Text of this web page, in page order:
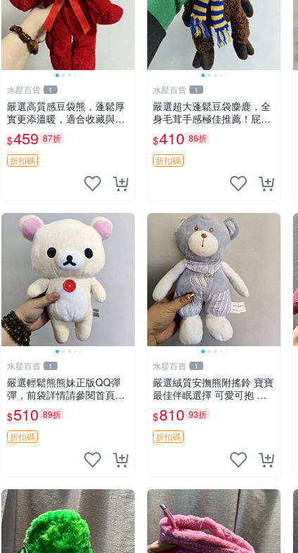
水星百貨 1
嚴選高質感豆袋熊，蓬鬆厚
實更添溫暖，適合收藏與休
憩。前胸填充飽滿，背部亦
具優雅設計。 豆袋熊 保暖
溫柔 蓬松
$459 87折
折扣碼
水星百貨 1
嚴選超大蓬鬆豆袋麋鹿，全
身毛茸手感極佳推薦！屁股
與四肢填充均勻，適合收藏
與孩童共賞。 麋鹿 豆袋 毛
茸玩具
$410 86折
折扣碼
水星百貨 1
嚴選輕鬆熊熊妹正版QQ彈
彈，前袋詳情請參閱首頁置
頂說明適合收藏 QQ彈彈 正
版 熊熊妹
$510 89折
折扣碼
水星百貨 1
嚴選絨質安撫熊附搖鈴 寶寶
最佳伴眠選擇 可愛可抱 絨
毛玩具 安撫熊 嬰兒用
$810 93折
折扣碼